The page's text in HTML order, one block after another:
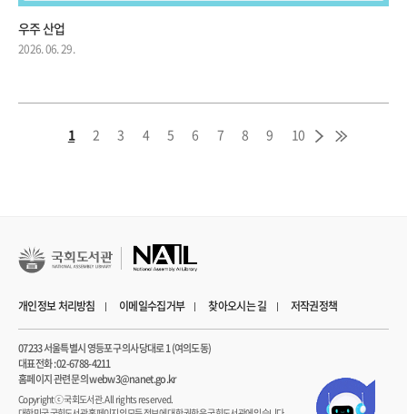
우주 산업
2026. 06. 29.
1 2 3 4 5 6 7 8 9 10
개인정보 처리방침 이메일수집거부 찾아오시는 길 저작권정책
07233 서울특별시 영등포구 의사당대로 1 (여의도동)
대표전화 : 02-6788-4211
홈페이지 관련 문의 webw3@nanet.go.kr
Copyrightⓒ 국회도서관. All rights reserved.